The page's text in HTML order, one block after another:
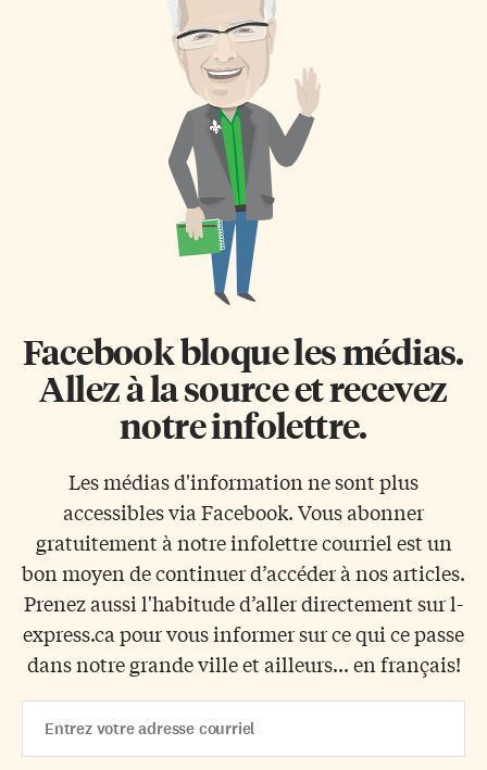
Facebook bloque les médias.
Allez à la source et recevez
notre infolettre.
Les médias d'information ne sont plus
accessibles via Facebook. Vous abonner
gratuitement à notre infolettre courriel est un
bon moyen de continuer d’accéder à nos articles.
Prenez aussi l'habitude d’aller directement sur l-
express.ca pour vous informer sur ce qui ce passe
dans notre grande ville et ailleurs... en français!
Address